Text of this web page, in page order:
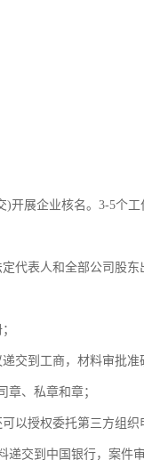
开展企业核名。3-5个
代表人和全部公司股
交到工商，材料审批
、私章和章；
以授权委托第三方组织
交到中国银行，案件